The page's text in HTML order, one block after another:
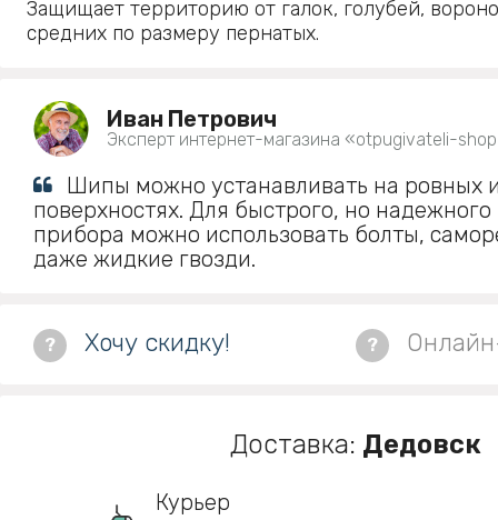
Защищает территорию от галок, голубей,
средних по размеру пернатых.
Иван Петрович
Эксперт интернет-магазина «otpugivateli-
Шипы можно устанавливать на ровных
поверхностях. Для быстрого, но
прибора можно использовать болты,
даже жидкие гвозди.
? Хочу скидку! ?
Доставка: Дедовск
Курьер